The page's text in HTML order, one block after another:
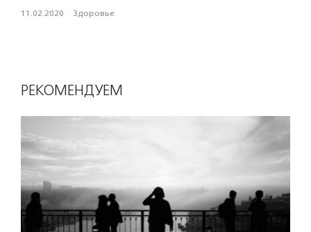
11.02.2020 · Здоровье
РЕКОМЕНДУЕМ